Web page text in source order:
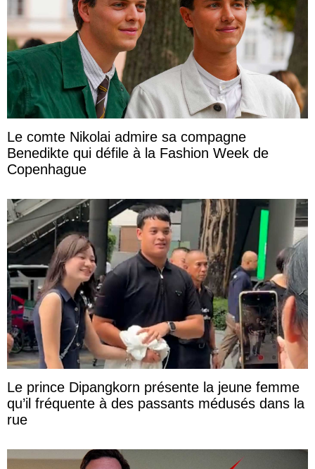
Le comte Nikolai admire sa compagne
Benedikte qui défile à la Fashion Week de
Copenhague
Le prince Dipangkorn présente la jeune femme
qu’il fréquente à des passants médusés dans la
rue